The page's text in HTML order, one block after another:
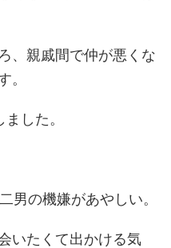
、親戚間で仲が悪くな
。
した。
男の機嫌があやしい。
いたくて出かける気